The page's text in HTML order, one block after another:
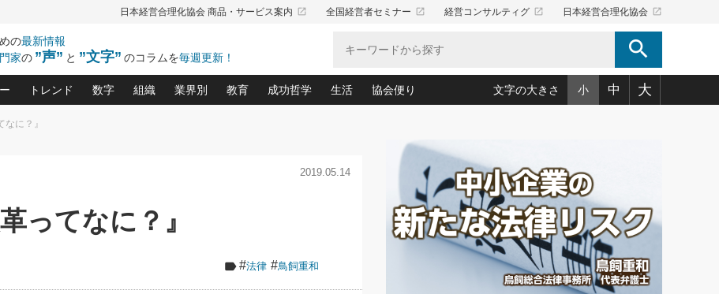
日本経営合理化協会 商品・サービス案内 launch 全国経営者セミナー launch 経営コンサルティグ launch 日本経営合理化協会 launch
の最新情報
家の ”声” と ”文字” のコラムを毎週更新！ search
2026.08.5
第86回 「言葉狩り」
もっとみる
経営」の極意
ジ戦略(77)
動向(204)
、決めておきたい、知っておきたい、やってお
トル・F・グジバチの『経営戦略の新常識』(12)
会議での「社長の３分間スピーチ」ネタ帳(159)
トレンド
北村森の「今月のヒット商品」(109)
数字
強い決算書の会社はココが違う！(36)
損益分岐点を下げる、Ｐ／Ｌ不況時代の新戦略(12)
組織
賃金決定の定石(68)
顧客・社員・社会から支持される「ウェルビーイング経営入
業界別
大久保一彦の“流行る”お店の仕組みづくり(210)
教育
あなただからお願いしたいと思われる 気配りの達人(127)
クレーム対応 実践マニュアル(92)
クレーム対応の新知識と新常識(57)
デキル社員に育てる！ 社員教育の決め手(203)
成功哲学
中国哲学に学ぶ 不況は会社守成の好機(38)
令和時代の「社長の人間力の磨き方」(86)
先人の名句名言の教え 東洋思想に学ぶ経営学(132)
渡部昇一の「日本の指導者たち」(32)
経営に活かす“十八史略”(30)
生活
おのころ心平の ──社長のための「か・ら・だマネジメント」
(50)
デジタルＡＶを味方に！新・仕事術(180)
リーダー脳の鍛え方(32)
ワインを楽しむ基礎レッスン(12)
必読！社長が読むべき今月の4冊(88)
協会便り
「愛読者通信」著者インタビュー(44)
ビジネス見聞録 経営ニュース(100)
作間信司の経営無形庵(けいえいむぎょうあん)(166)
経営セミナー情報局(1)
繁栄への着眼点 牟田太陽(76)
講話を聞いて学ぼう 実学・耳学・磨く「ミミガク」のすすめ
文字の大きさ 小 中 大
に？』
2019.05.14
ってなに？』
#法律 #鳥飼重和